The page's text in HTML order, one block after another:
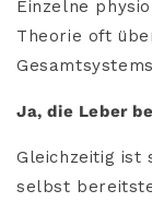
Einzelne
Theorie oft
Ja, die Leber
Gleichzeitig ist
selbst